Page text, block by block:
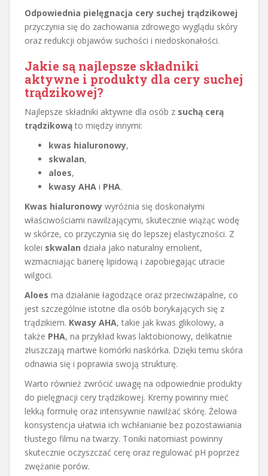
Odpowiednia pielęgnacja cery suchej trądzikowej
przyczynia się do zachowania zdrowego wyglądu skóry
oraz redukcji objawów suchości i niedoskonałości.
Jakie są najlepsze składniki
aktywne i produkty dla cery suchej
trądzikowej?
Najlepsze składniki aktywne dla osób z suchą cerą
trądzikową to między innymi:
kwas hialuronowy,
skwalan,
aloes,
kwasy AHA i PHA.
Kwas hialuronowy wyróżnia się doskonałymi
właściwościami nawilżającymi, skutecznie wiążąc wodę
w skórze, co przyczynia się do lepszej elastyczności. Z
kolei skwalan działa jako naturalny emolient,
wzmacniając barierę lipidową i zapobiegając utracie
wilgoci.
Aloes ma działanie łagodzące oraz przeciwzapalne, co
jest szczególnie istotne dla osób borykających się z
trądzikiem. Kwasy AHA, takie jak kwas glikolowy, a
także PHA, na przykład kwas laktobionowy, delikatnie
złuszczają martwe komórki naskórka. Dzięki temu skóra
odnawia się i poprawia swoją strukturę.
Warto również zwrócić uwagę na odpowiednie produkty
do pielęgnacji cery trądzikowej. Kremy powinny mieć
lekką formułę oraz intensywnie nawilżać skórę. Żelowa
konsystencja ułatwia ich wchłanianie bez pozostawiania
tłustego filmu na twarzy. Toniki natomiast powinny
skutecznie oczyszczać cerę oraz regulować pH poprzez
zwężanie porów.